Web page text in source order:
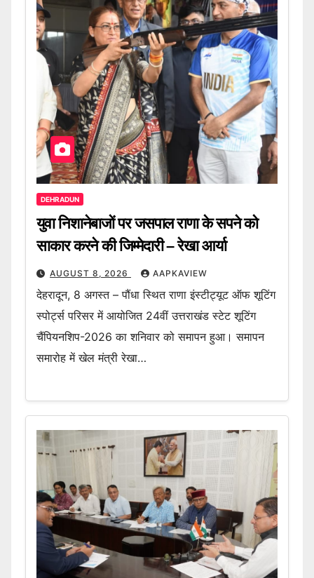
DEHRADUN
युवा निशानेबाजों पर जसपाल राणा के सपने को
साकार करने की जिम्मेदारी – रेखा आर्या
AUGUST 8, 2026 AAPKAVIEW
देहरादून, 8 अगस्त – पौंधा स्थित राणा इंस्टीट्यूट ऑफ शूटिंग
स्पोर्ट्स परिसर में आयोजित 24वीं उत्तराखंड स्टेट शूटिंग
चैंपियनशिप-2026 का शनिवार को समापन हुआ। समापन
समारोह में खेल मंत्री रेखा…